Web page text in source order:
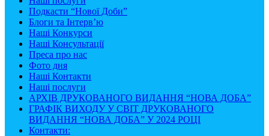
Подкасти “Нової Доби”
Блоги та Інтерв’ю
Наші Конкурси
Наші Консультації
Преса про нас
Фото дня
Наші Контакти
Наші послуги
АРХІВ ДРУКОВАНОГО ВИДАННЯ “НОВА ДОБА”
ГРАФІК ВИХОДУ У СВІТ ДРУКОВАНОГО
ВИДАННЯ “НОВА ДОБА” У 2024 РОЦІ
Контакти: